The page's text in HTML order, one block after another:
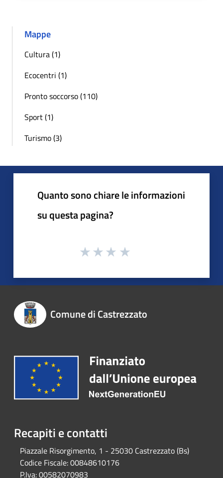
Mappe
Cultura (1)
Ecocentri (1)
Pronto soccorso (110)
Sport (1)
Turismo (3)
Quanto sono chiare le informazioni
su questa pagina?
Comune di Castrezzato
Recapiti e contatti
Piazzale Risorgimento, 1 - 25030 Castrezzato (Bs)
Codice Fiscale:00848610176
P.Iva:00582070983